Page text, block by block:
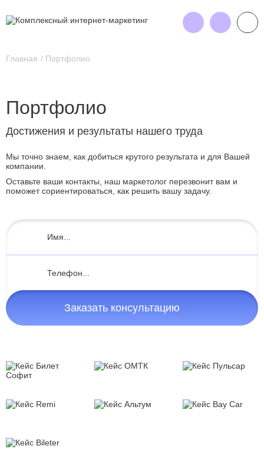
Главная Портфолио
Портфолио
Достижения и результаты нашего труда
Мы точно знаем, как добиться крутого результата и для Вашей
компании.
Оставьте ваши контакты, наш маркетолог перезвонит вам и
поможет сориентироваться, как решить вашу задачу.
Заказать консультацию